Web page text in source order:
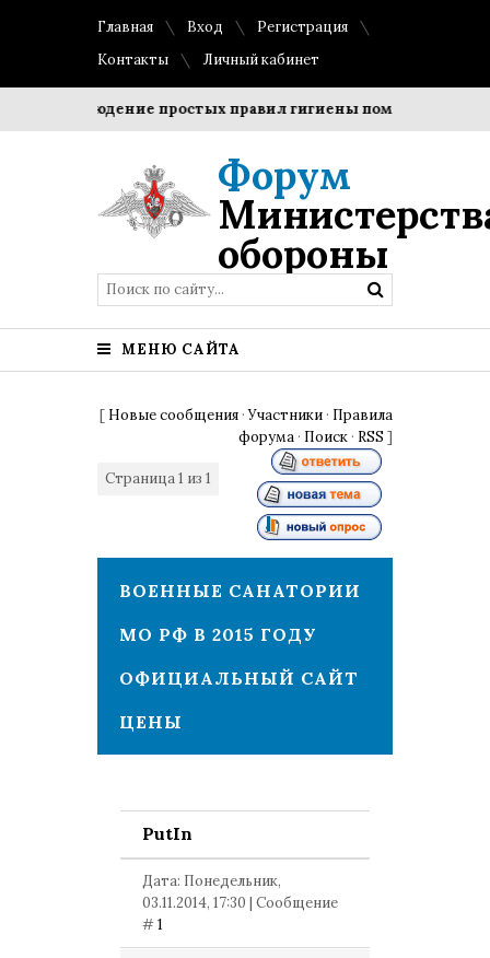
Главная Вход
Регистрация
Контакты
Личный кабинет
Соблюдение простых правил гигиены помогает
Форум
обороны
МЕНЮ САЙТА
[ Новые сообщения ·Участники · Правила
форума · Поиск · RSS ]
Страница1 из 1
ВОЕННЫЕ САНАТОРИИ
МО РФ В 2015 ГОДУ
ОФИЦИАЛЬНЫЙ САЙТ
ЦЕНЫ
PutIn
Дата: Понедельник,
03.11.2014, 17:30 | Сообщение
#1